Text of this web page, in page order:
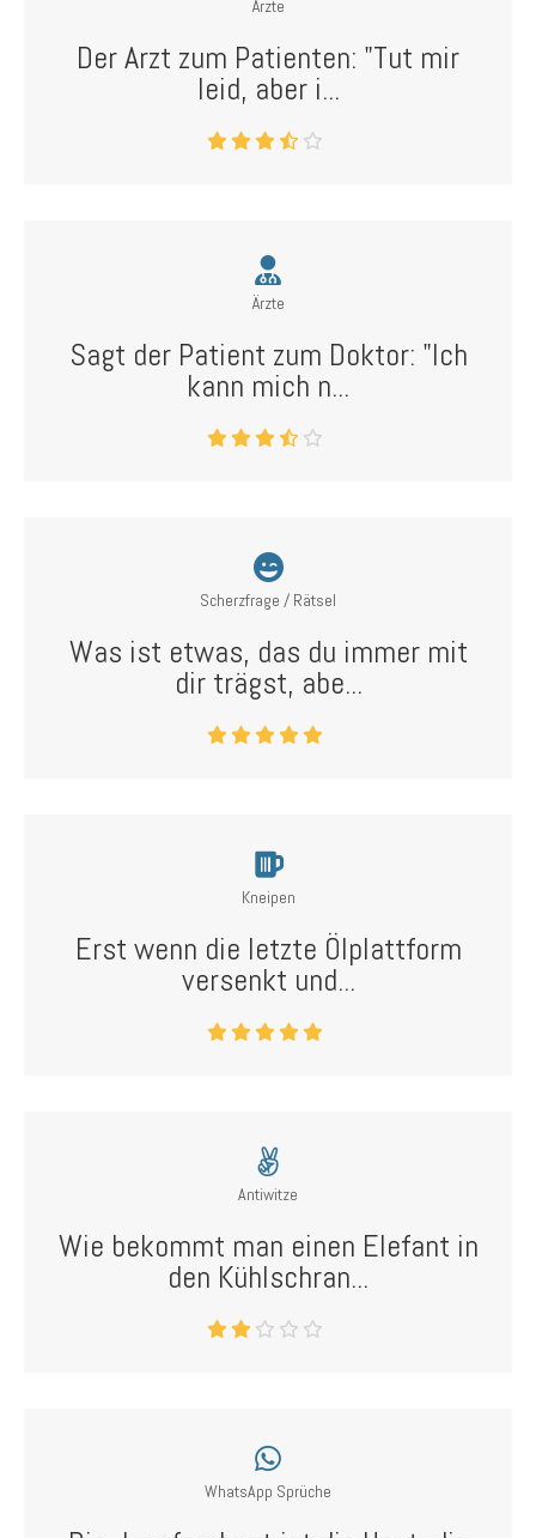
Ärzte
Der Arzt zum Patienten: "Tut mir
leid, aber i...
Ärzte
Sagt der Patient zum Doktor: "Ich
kann mich n...
Scherzfrage / Rätsel
Was ist etwas, das du immer mit
dir trägst, abe...
Kneipen
Erst wenn die letzte Ölplattform
versenkt und...
Antiwitze
Wie bekommt man einen Elefant in
den Kühlschran...
WhatsApp Sprüche